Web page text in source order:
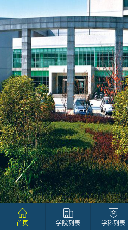
首页 学院列表 学科列表